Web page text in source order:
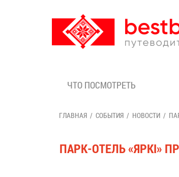
ЧТО ПОСМОТРЕТЬ
ГЛАВНАЯ СОБЫТИЯ НОВОСТИ
ПАРК-ОТЕЛЬ «ЯРКI»